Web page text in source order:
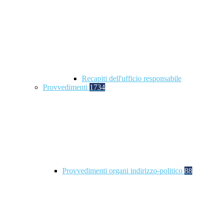
Recapiti dell'ufficio responsabile
Provvedimenti 1734
Provvedimenti organi indirizzo-politico 88